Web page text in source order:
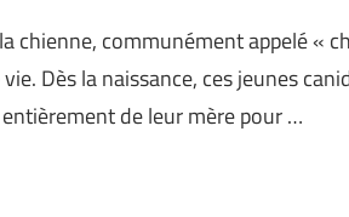
chienne, communément appelé «
Dès la naissance, ces jeunes
de leur mère pour …